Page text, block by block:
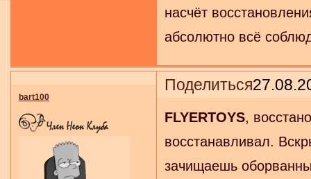
насчёт
абсолютно всё
Поделиться
bart100
FLYERTOYS,
восстанавливал.
зачищаешь